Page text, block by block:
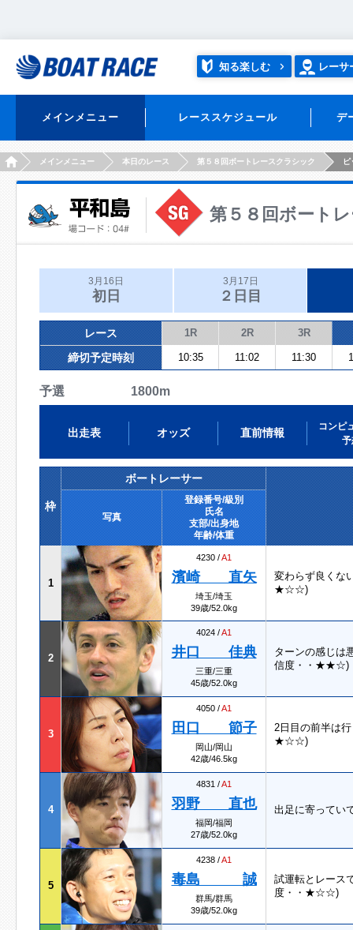
知る楽しむ レーサ
メインメニュー レーススケジュール デ
HOMEメインメニュー 本日のレース 第５８回ボートレースクラシック
第５８回ボート
3月16日
初日
3月17日
２日目
レース 1R 2R 3R
締切予定時刻 10:35 11:02 11:30
予選 1800m
出走表 オッズ 直前情報
コンピ
予
枠
ボートレーサー
写真
登録番号/級別
氏名
支部/出身地
年齢/体重
1
4230 /A1
濱崎 直矢
埼玉/埼玉
39歳/52.0kg
変わらず良くな
★☆☆)
2
4024 /A1
井口 佳典
三重/三重
45歳/52.0kg
ターンの感じは
信度・・★★☆)
3
4050 /A1
田口 節子
岡山/岡山
42歳/46.5kg
2日目の前半は
★☆☆)
4
4831 /A1
羽野 直也
福岡/福岡
27歳/52.0kg
出足に寄ってい
5
4238 /A1
毒島 誠
群馬/群馬
39歳/52.0kg
試運転とレース
度・・★☆☆)